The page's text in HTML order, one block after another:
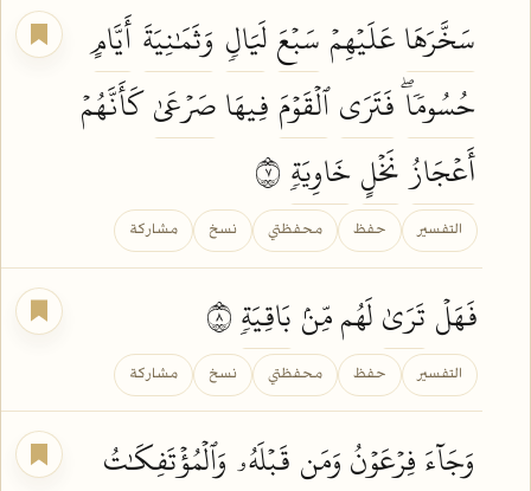
سَخَّرَهَاعَلَيۡهِمۡ سَبۡعَلَيَالٖ وَثَمَٰنِيَةَ أَيَّامٍ
حُسُومٗاۖ فَتَرَىٱلۡقَوۡمَ فِيهَاصَرۡعَىٰكَأَنَّهُمۡ
أَعۡجَازُ نَخۡلٍخَاوِيَةٖ
التفسير حفظ محفظتي نسخ مشاركة
فَهَلۡ تَرَىٰلَهُم مِّنۢ بَاقِيَةٖ
التفسير حفظ محفظتي نسخ مشاركة
وَجَآءَفِرۡعَوۡنُ وَمَن قَبۡلَهُۥ وَٱلۡمُؤۡتَفِكَٰتُ